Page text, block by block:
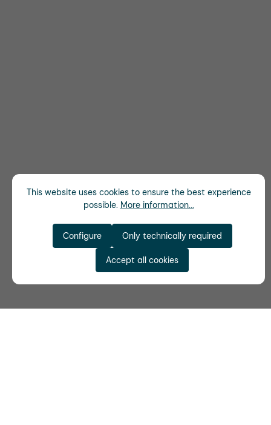
This website uses cookies to ensure the best experience
possible. More information...
Only technically required
Configure
Accept all cookies